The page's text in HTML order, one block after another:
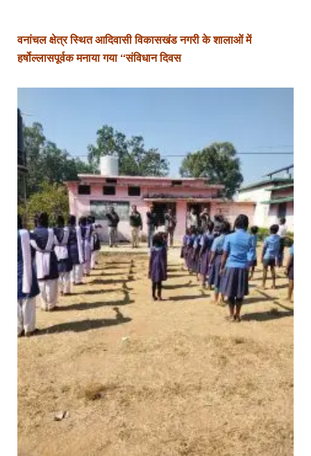
वनांचल क्षेत्र स्थित आदिवासी विकासखंड नगरी के शालाओं में
हर्षोल्लासपूर्वक मनाया गया “संविधान दिवस